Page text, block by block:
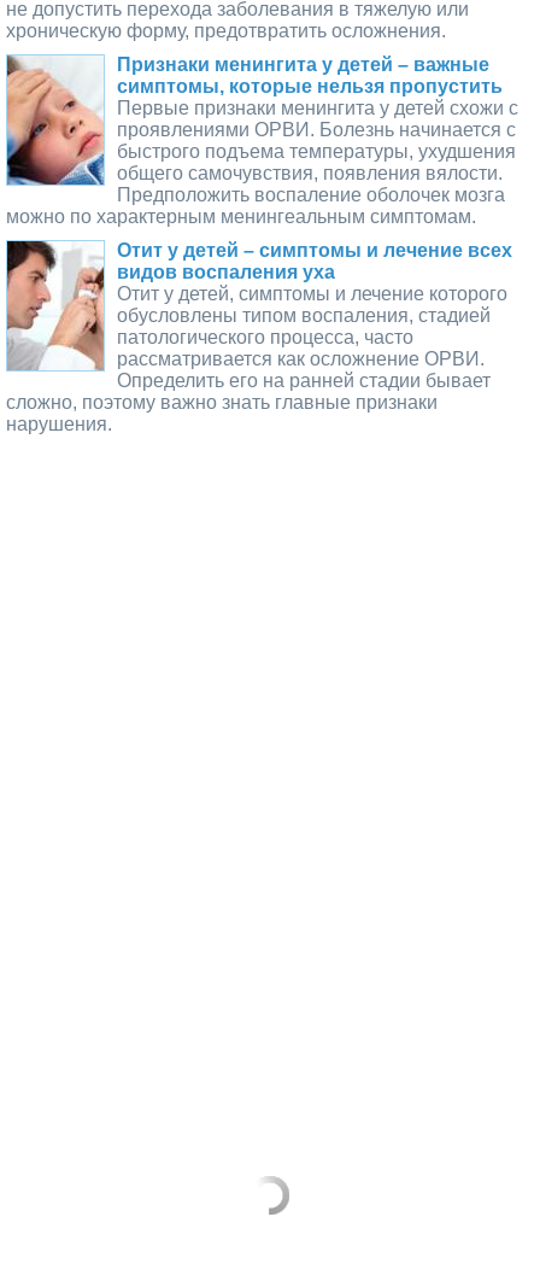
не допустить перехода заболевания в тяжелую или
хроническую форму, предотвратить осложнения.
Признаки менингита у детей – важные
симптомы, которые нельзя пропустить
Первые признаки менингита у детей схожи с
проявлениями ОРВИ. Болезнь начинается с
быстрого подъема температуры, ухудшения
общего самочувствия, появления вялости.
Предположить воспаление оболочек мозга
можно по характерным менингеальным симптомам.
Отит у детей – симптомы и лечение всех
видов воспаления уха
Отит у детей, симптомы и лечение которого
обусловлены типом воспаления, стадией
патологического процесса, часто
рассматривается как осложнение ОРВИ.
Определить его на ранней стадии бывает
сложно, поэтому важно знать главные признаки
нарушения.